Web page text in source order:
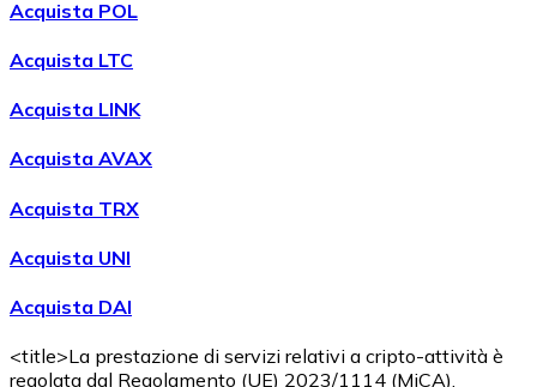
Bonifico SEPA
Aggiungi fondi al tuo conto Bitnovo o fai acquisti
Acquista con bonifico bancario
Acquista POL
Acquista LTC
Acquista LINK
Acquista AVAX
Acquista TRX
Acquista UNI
Acquista DAI
<title>La prestazione di servizi relativi a cripto-attività è
regolata dal Regolamento (UE) 2023/1114 (MiCA).